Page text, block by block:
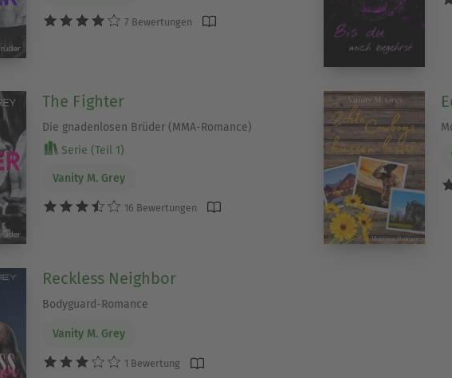
7 Bewertungen
The Fighter
Die gnadenlosen Brüder (MMA-Romance)
Serie (Teil 1)
Vanity M. Grey
16 Bewertungen
Reckless Neighbor
Bodyguard-Romance
Vanity M. Grey
1 Bewertung